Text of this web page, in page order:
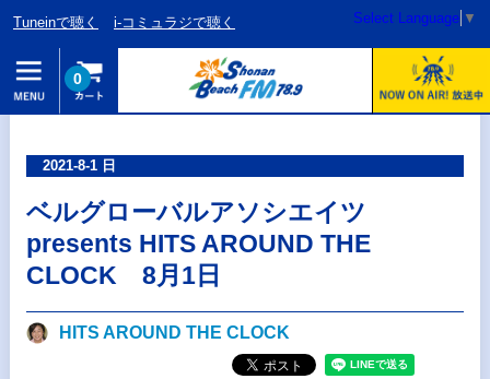
Tuneinで聴く i-コミュラジで聴く Select Language ▼
0
2021-8-1 日
ベルグローバルアソシエイツ
presents HITS AROUND THE
CLOCK 8月1日
HITS AROUND THE CLOCK